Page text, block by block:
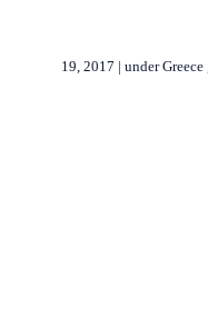
19, 2017 | underGreece